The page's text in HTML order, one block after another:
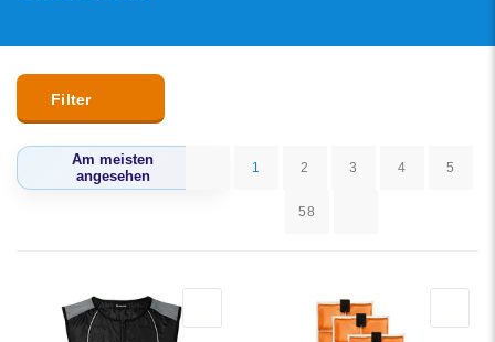
Filter
Am meisten
angesehen
Niedrigster Preis
1 2 3 4 5
58